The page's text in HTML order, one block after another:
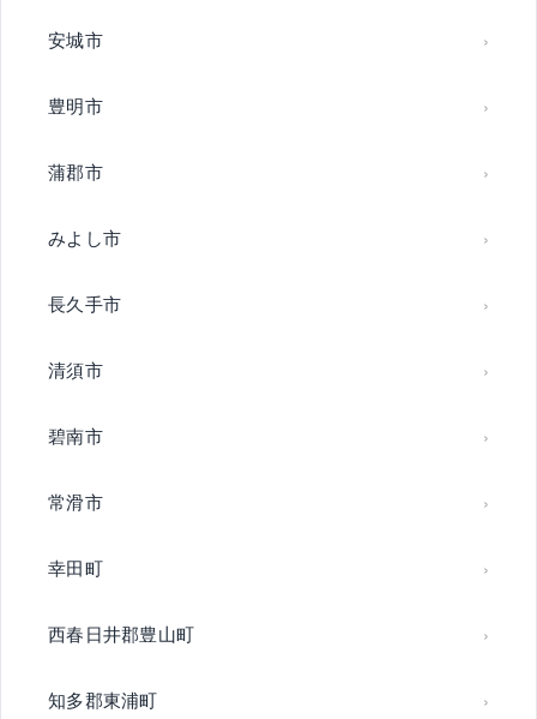
安城市
豊明市
蒲郡市
みよし市
長久手市
清須市
碧南市
常滑市
幸田町
西春日井郡豊山町
知多郡東浦町